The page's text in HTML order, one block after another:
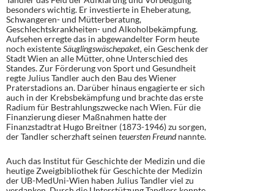
besonders wichtig. Er investierte in Eheberatung,
Schwangeren- und Mütterberatung,
Geschlechtskrankheiten- und Alkoholbekämpfung.
Aufsehen erregte das in abgewandelter Form heute
noch existenteSäuglingswäschepaket, ein Geschenk der
Stadt Wien an alle Mütter, ohne Unterschied des
Standes. Zur Förderung von Sport und Gesundheit
regte Julius Tandler auch den Bau des Wiener
Praterstadions an. Darüber hinaus engagierte er sich
auch in der Krebsbekämpfung und brachte das erste
Radium für Bestrahlungszwecke nach Wien. Für die
Finanzierung dieser Maßnahmen hatte der
Finanzstadtrat Hugo Breitner (1873-1946) zu sorgen,
der Tandler scherzhaft seinen teuersten Freundnannte.
Auch das Institut für Geschichte der Medizin und die
heutige Zweigbibliothek für Geschichte der Medizin
der UB-MedUni-Wien haben Julius Tandler viel zu